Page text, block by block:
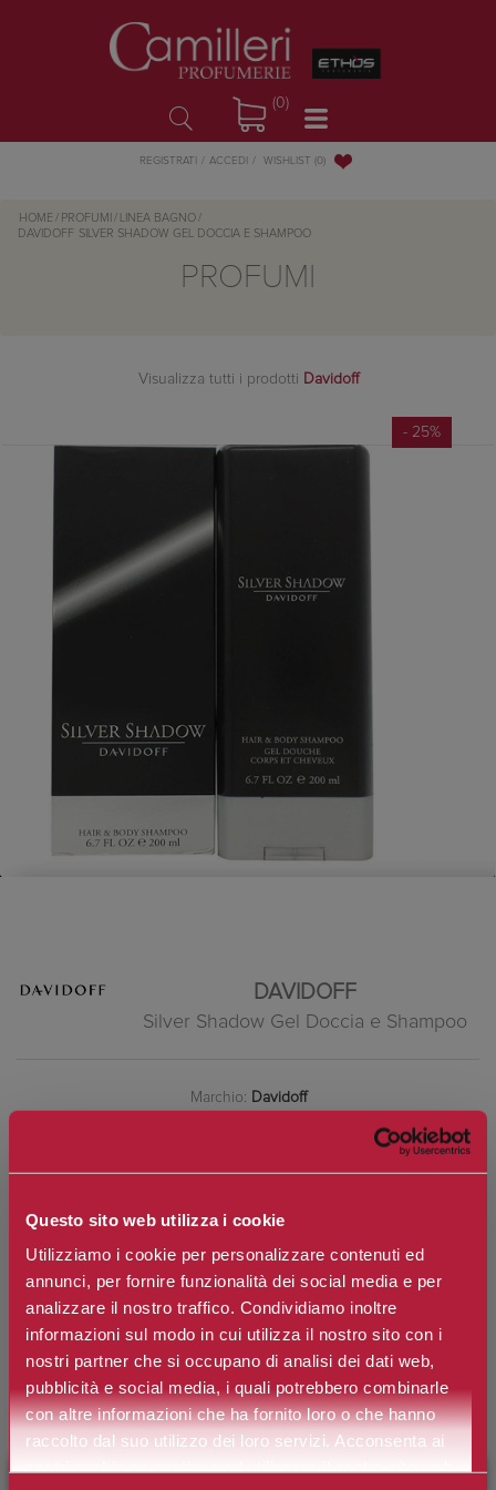
Questo sito web utilizza i cookie
Utilizziamo i cookie per personalizzare contenuti ed
annunci, per fornire funzionalità dei social media e per
analizzare il nostro traffico. Condividiamo inoltre
informazioni sul modo in cui utilizza il nostro sito con i
nostri partner che si occupano di analisi dei dati web,
pubblicità e social media, i quali potrebbero combinarle
con altre informazioni che ha fornito loro o che hanno
raccolto dal suo utilizzo dei loro servizi. Acconsenta ai
nostri cookie se continua ad utilizzare il nostro sito web.
(0)
REGISTRATI ACCEDI WISHLIST (0)
HOME / PROFUMI / LINEA BAGNO /
DAVIDOFF SILVER SHADOW GEL DOCCIA E SHAMPOO
PROFUMI
Visualizza tutti i prodotti Davidoff
- 25%
DAVIDOFF
Silver Shadow Gel Doccia e Shampoo
Marchio: Davidoff
Contenuto *
Prezzo: €30,90
Prezzo scontato: €23,17